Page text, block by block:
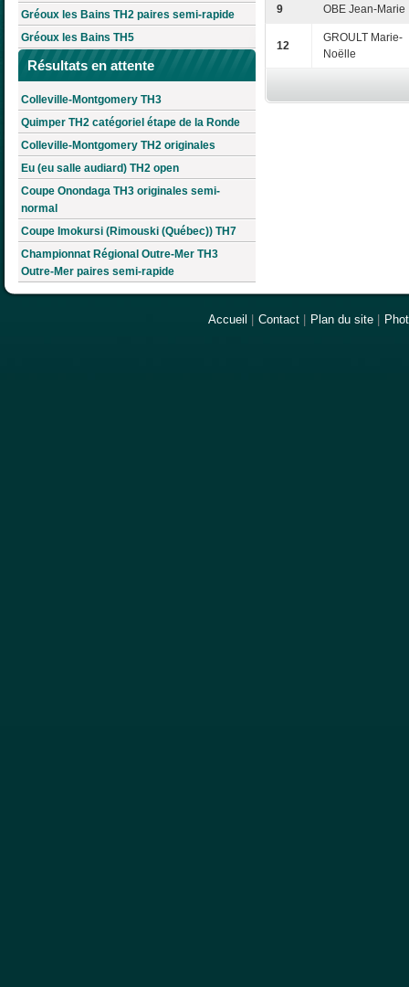
Gréoux les Bains TH2 paires semi-rapide
Gréoux les Bains TH5
Résultats en attente
Colleville-Montgomery TH3
Quimper TH2 catégoriel étape de la Ronde
Colleville-Montgomery TH2 originales
Eu (eu salle audiard) TH2 open
Coupe Onondaga TH3 originales semi-
normal
Coupe Imokursi (Rimouski (Québec)) TH7
Championnat Régional Outre-Mer TH3
Outre-Mer paires semi-rapide
9 OBE Jean-Marie
12
GROULT Marie-
Noëlle
Accueil Contact Plan du site